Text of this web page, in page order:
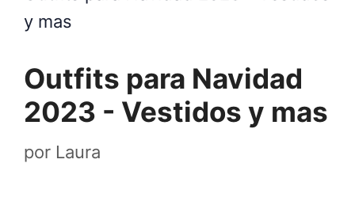
y mas
Outfits para Navidad
2023 - Vestidos y mas
por Laura